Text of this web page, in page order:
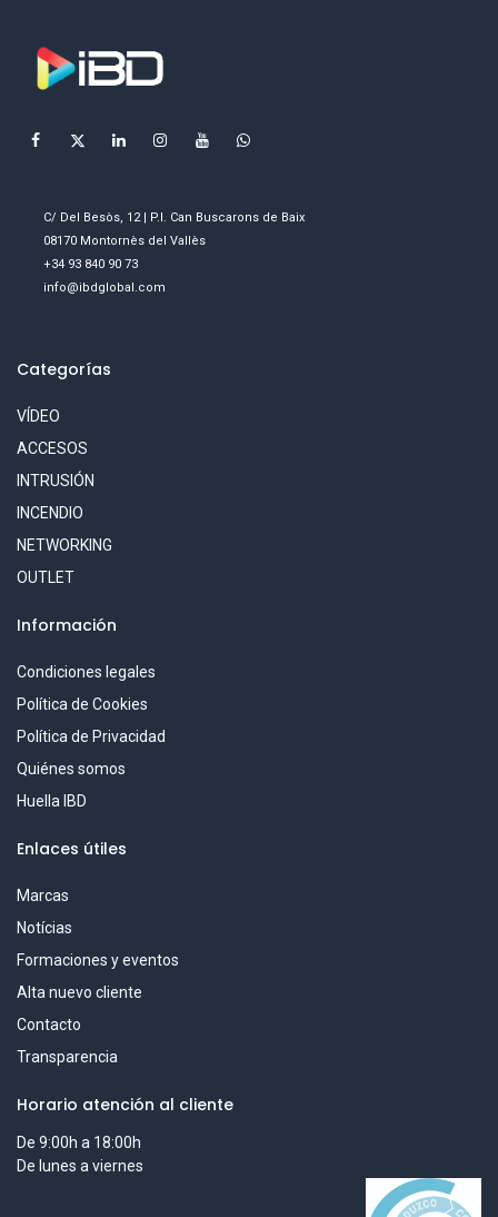
C/ Del Besòs, 12 | P.I. Can Buscarons de Baix
08170 Montornès del Vallès
+34 93 840 90 73
info@ibdglobal.com
Categorías
VÍDEO
ACCESOS
INTRUSIÓN
INCENDIO
NETWORKING
OUTLET
Información
Condiciones legales
Política de Cookies
Política de Privacidad
Quiénes somos
Huella IBD
Enlaces útiles
Marcas
Notícias
Formaciones y eventos
Alta nuevo cliente
Contacto
Transparencia
Horario atención al cliente
De 9:00h a 18:00h
De lunes a viernes